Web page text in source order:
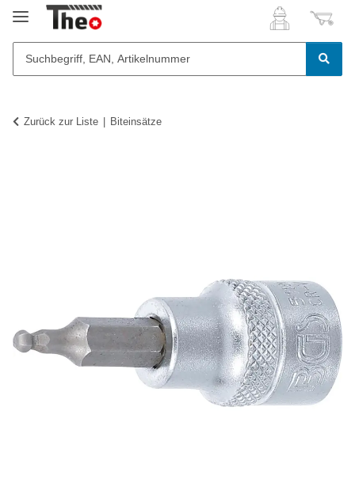
Zurück zur Liste Biteinsätze